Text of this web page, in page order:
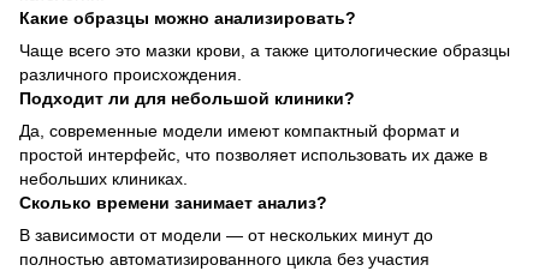
Какие образцы можно анализировать?
Чаще всего это мазки крови, а также цитологические образцы
различного происхождения.
Подходит ли для небольшой клиники?
Да, современные модели имеют компактный формат и
простой интерфейс, что позволяет использовать их даже в
небольших клиниках.
Сколько времени занимает анализ?
В зависимости от модели — от нескольких минут до
полностью автоматизированного цикла без участия